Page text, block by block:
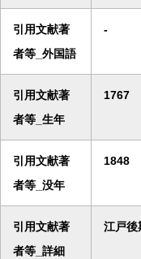
引用文献著
者等_外国語
-
引用文献著
者等_生年
1767
引用文献著
者等_没年
1848
引用文献著
者等_詳細
江戸後